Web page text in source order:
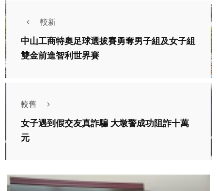
較新
中山工商特奧足球選拔賽勇奪男子組及女子組
雙金前進智利世界賽
較舊
女子遇到假交友真詐騙 大墩警成功阻詐十萬
元